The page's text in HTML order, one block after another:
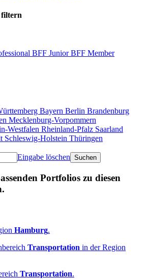
filtern
BFF JuniorBFF Member
Bayern Berlin Brandenburg
Mecklenburg-Vorpommern
Westfalen Rheinland-Pfalz Saarland
Schleswig-Holstein Thüringen
Eingabe löschen
Portfolios zu diesen
Hamburg.
Transportation in der Region
Transportation.